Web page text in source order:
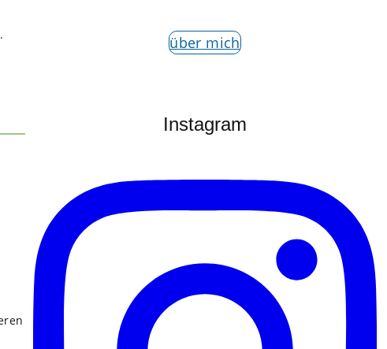
über mich
Instagram